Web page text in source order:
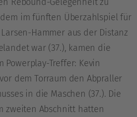
Rebound-Gelegenheit zu
im fünften Überzahlspiel für
Hammer aus der Distanz
war (37.), kamen die
Powerplay-Treffer: Kevin
dem Torraum den Abpraller
in die Maschen (37.). Die
zweiten Abschnitt hatten